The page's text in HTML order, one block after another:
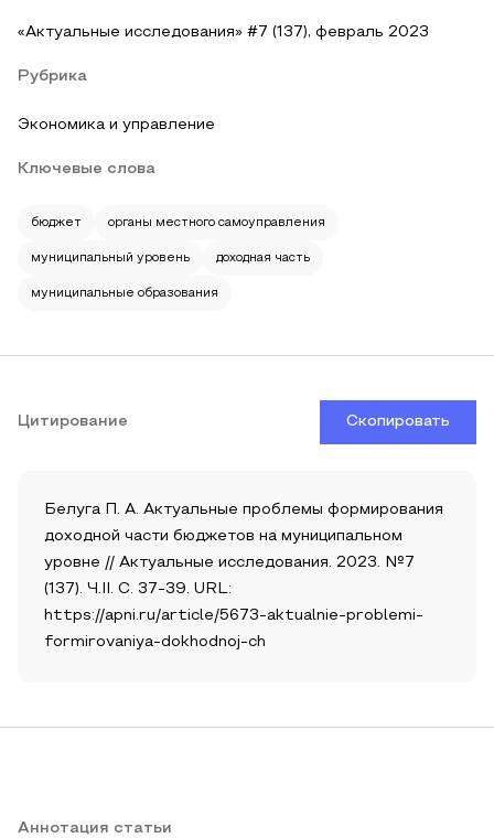
«Актуальные исследования» #7 (137), февраль 2023
Рубрика
Экономика и управление
Ключевые слова
бюджет органы местного самоуправления
муниципальный уровень доходная часть
муниципальные образования
Цитирование Скопировать
Белуга П. А. Актуальные проблемы формирования
доходной части бюджетов на муниципальном
уровне // Актуальные исследования. 2023. №7
(137). Ч.II. С. 37-39. URL:
https://apni.ru/article/5673-aktualnie-problemi-
formirovaniya-dokhodnoj-ch
Аннотация статьи